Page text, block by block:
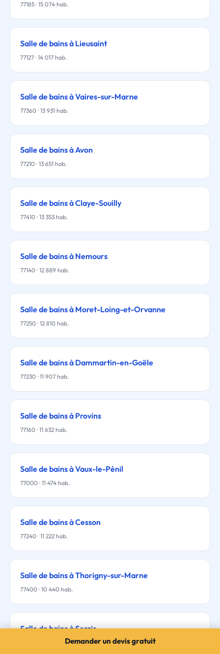
77185 · 15 074 hab.
Salle de bains à Lieusaint
77127 · 14 017 hab.
Salle de bains à Vaires-sur-Marne
77360 · 13 931 hab.
Salle de bains à Avon
77210 · 13 651 hab.
Salle de bains à Claye-Souilly
77410 · 13 353 hab.
Salle de bains à Nemours
77140 · 12 889 hab.
Salle de bains à Moret-Loing-et-Orvanne
77250 · 12 810 hab.
Salle de bains à Dammartin-en-Goële
77230 · 11 907 hab.
Salle de bains à Provins
77160 · 11 632 hab.
Salle de bains à Vaux-le-Pénil
77000 · 11 474 hab.
Salle de bains à Cesson
77240 · 11 222 hab.
Salle de bains à Thorigny-sur-Marne
77400 · 10 440 hab.
Salle de bains à Serris
77700 · 10 326 hab.Demander un devis gratuit